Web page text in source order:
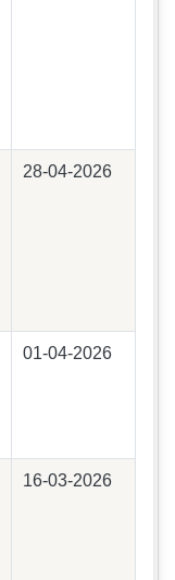
28-04-2026
01-04-2026
16-03-2026